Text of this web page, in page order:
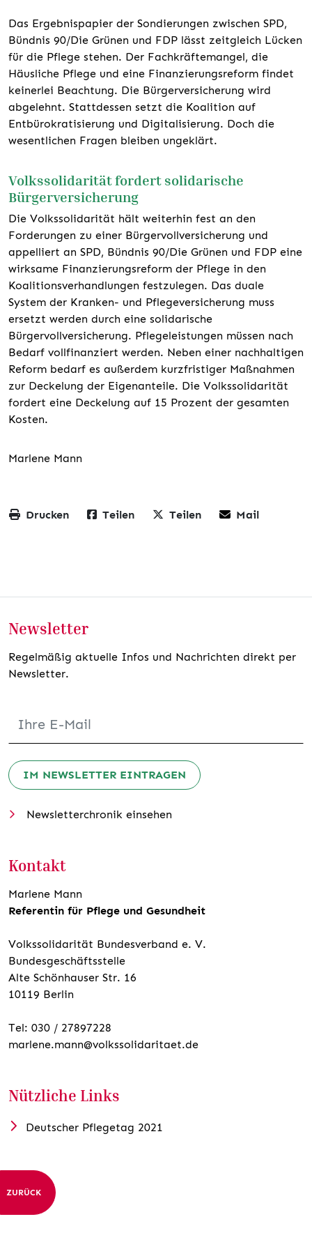
Das Ergebnispapier der Sondierungen zwischen SPD,
Bündnis 90/Die Grünen und FDP lässt zeitgleich Lücken
für die Pflege stehen. Der Fachkräftemangel, die
Häusliche Pflege und eine Finanzierungsreform findet
keinerlei Beachtung. Die Bürgerversicherung wird
abgelehnt. Stattdessen setzt die Koalition auf
Entbürokratisierung und Digitalisierung. Doch die
wesentlichen Fragen bleiben ungeklärt.
Volkssolidarität fordert solidarische
Bürgerversicherung
Die Volkssolidarität hält weiterhin fest an den
Forderungen zu einer Bürgervollversicherung und
appelliert an SPD, Bündnis 90/Die Grünen und FDP eine
wirksame Finanzierungsreform der Pflege in den
Koalitionsverhandlungen festzulegen. Das duale
System der Kranken- und Pflegeversicherung muss
ersetzt werden durch eine solidarische
Bürgervollversicherung. Pflegeleistungen müssen nach
Bedarf vollfinanziert werden. Neben einer nachhaltigen
Reform bedarf es außerdem kurzfristiger Maßnahmen
zur Deckelung der Eigenanteile. Die Volkssolidarität
fordert eine Deckelung auf 15 Prozent der gesamten
Kosten.
Marlene Mann
Drucken Teilen Teilen Mail
Newsletter
Regelmäßig aktuelle Infos und Nachrichten direkt per
Newsletter.
IM NEWSLETTER EINTRAGEN
Newsletterchronik einsehen
Kontakt
Marlene Mann
Referentin für Pflege und Gesundheit
Volkssolidarität Bundesverband e. V.
Bundesgeschäftsstelle
Alte Schönhauser Str. 16
10119 Berlin
Tel: 030 / 27897228
marlene.mann@volkssolidaritaet.de
Nützliche Links
Deutscher Pflegetag 2021
ZURÜCK